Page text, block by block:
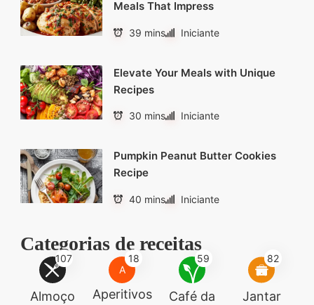
Meals That Impress
39 mins Iniciante
Elevate Your Meals with Unique
Recipes
30 mins Iniciante
Pumpkin Peanut Butter Cookies
Recipe
40 mins Iniciante
Categorias de receitas
107
Almoço
A
18
Aperitivos
59
Café da
82
Jantar